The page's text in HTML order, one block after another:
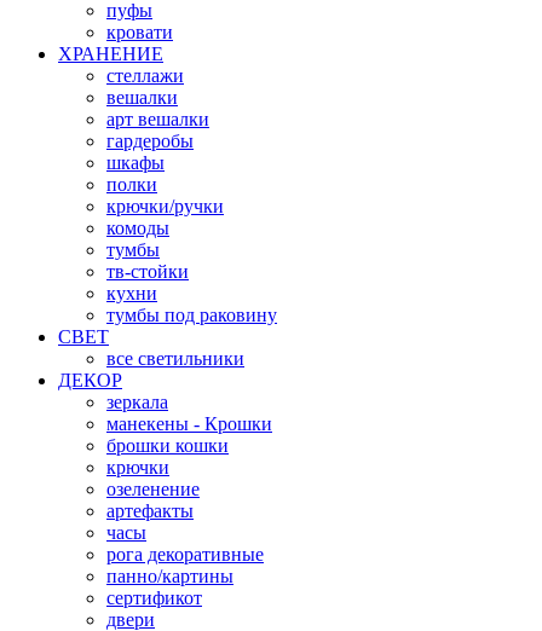
пуфы
кровати
ХРАНЕНИЕ
стеллажи
вешалки
арт вешалки
гардеробы
шкафы
полки
крючки/ручки
комоды
тумбы
тв-стойки
кухни
тумбы под раковину
СВЕТ
все светильники
ДЕКОР
зеркала
манекены - Крошки
брошки кошки
крючки
озеленение
артефакты
часы
рога декоративные
панно/картины
сертификот
двери